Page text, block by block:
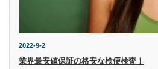
2022-9-2
業界最安値保証の格安な検便検査！